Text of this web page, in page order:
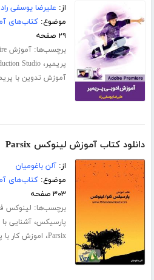
از: علیرضا یوسفی راد
موضوع:کتاب‌های
۲۹ صفحه
برچسب‌ها:آموزش Adobe Premire
پریمیر،Studio
آموزش تدوین با
دانلود کتاب آموزش لینوکس Parsix
از:آلن باغومیان
موضوع:کتاب‌های
۳۰۳ صفحه
برچسب‌ها: لینوکس
پارسیکس،آشنایی با Parsix
Parsix، اموزش کار